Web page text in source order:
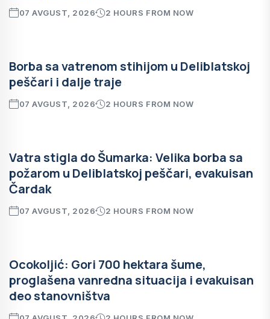
07 AVGUST, 2026 2 HOURS FROM NOW
Borba sa vatrenom stihijom u Deliblatskoj
peščari i dalje traje
07 AVGUST, 2026 2 HOURS FROM NOW
Vatra stigla do Šumarka: Velika borba sa
požarom u Deliblatskoj peščari, evakuisan
Čardak
07 AVGUST, 2026 2 HOURS FROM NOW
Ocokoljić: Gori 700 hektara šume,
proglašena vanredna situacija i evakuisan
deo stanovništva